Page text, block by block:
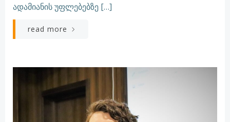
ადამიანის უფლებებზე […]
read more